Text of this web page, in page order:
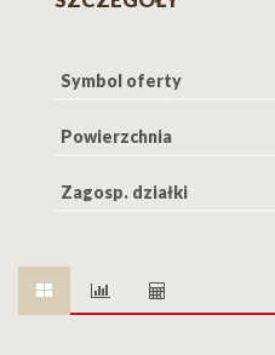
Symbol oferty
Powierzchnia
Zagosp. działki